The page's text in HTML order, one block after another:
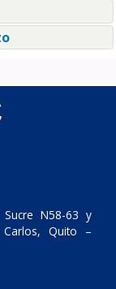
N58-63 y
Quito –